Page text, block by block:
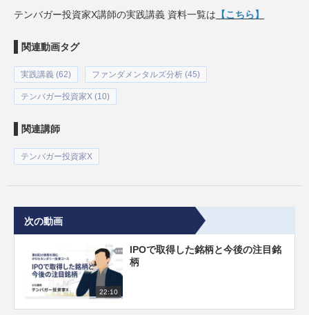
テンバガー投資家X講師の実践講義 資料一覧は 【こちら】
関連動画タグ
実践講義 (62) ファンダメンタルズ分析 (45)
テンバガー投資家X (10)
関連講師
テンバガー投資家X
次の動画
22:10
IPOで取得した銘柄と今後の注目銘
柄